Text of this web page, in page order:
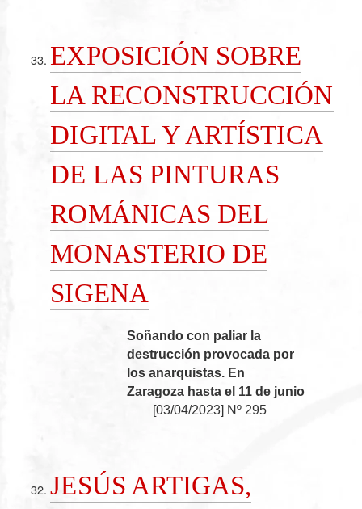
EXPOSICIÓN SOBRE
LA RECONSTRUCCIÓN
DIGITAL Y ARTÍSTICA
DE LAS PINTURAS
ROMÁNICAS DEL
MONASTERIO DE
SIGENA
Soñando con paliar la
destrucción provocada por
los anarquistas. En
Zaragoza hasta el 11 de junio
[03/04/2023] Nº 295
JESÚS ARTIGAS,